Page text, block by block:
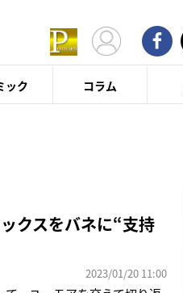
ック コラム
クスをバネに“支持
2023/01/20 11:00